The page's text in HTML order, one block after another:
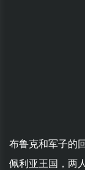
布鲁克和军子的
佩利亚王国，两